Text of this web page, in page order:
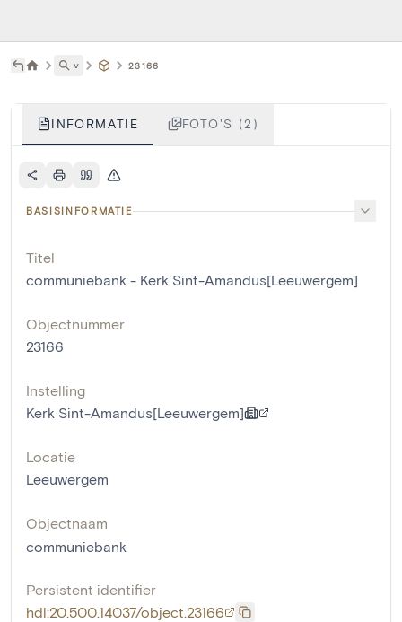
˅ 23166
INFORMATIE FOTO'S (2)
BASISINFORMATIE
Titel
communiebank - Kerk Sint-Amandus[Leeuwergem]
Objectnummer
23166
Instelling
Kerk Sint-Amandus[Leeuwergem]
Locatie
Leeuwergem
Objectnaam
communiebank
Persistent identifier
hdl:20.500.14037/object.23166